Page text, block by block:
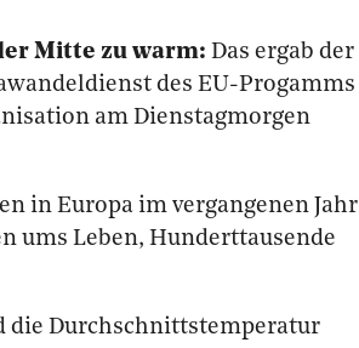
Mitte zu warm: Das ergab der
des EU-Progamms
am Dienstagmorgen
in Europa im vergangenen Jahr
ums Leben, Hunderttausende
die Durchschnittstemperatur